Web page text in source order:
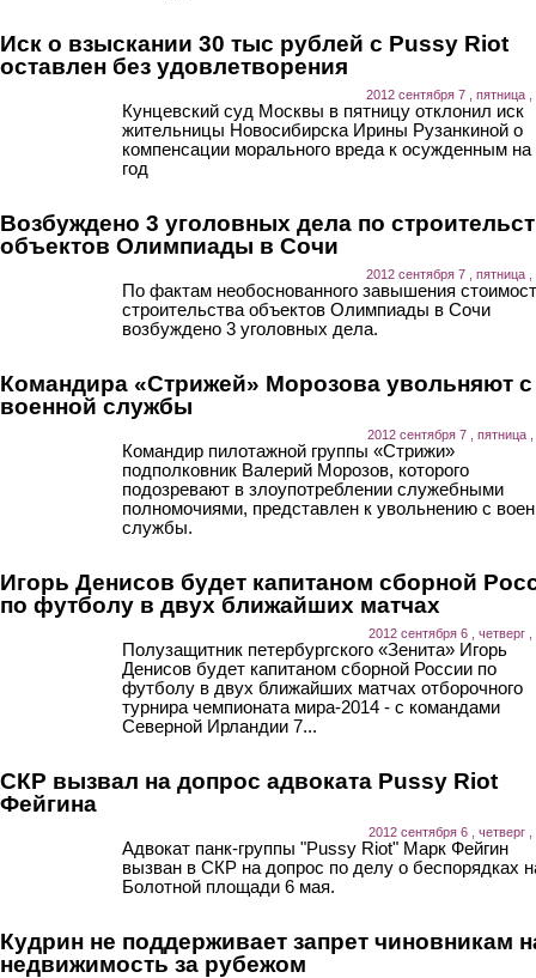
Иск о взыскании 30 тыс рублей с Pussy Riot
оставлен без удовлетворения
2012 сентября 7 , пятница ,
Кунцевский суд Москвы в пятницу отклонил иск
жительницы Новосибирска Ирины Рузанкиной о
компенсации морального вреда к осужденным на
год
Возбуждено 3 уголовных дела по
объектов Олимпиады в Сочи
2012 сентября 7 , пятница ,
По фактам необоснованного завышения
строительства объектов Олимпиады в Сочи
возбуждено 3 уголовных дела.
Командира «Стрижей» Морозова увольняют с
военной службы
2012 сентября 7 , пятница ,
Командир пилотажной группы «Стрижи»
подполковник Валерий Морозов, которого
подозревают в злоупотреблении служебными
полномочиями, представлен к увольнению с
службы.
Игорь Денисов будет капитаном сборной
по футболу в двух ближайших матчах
2012 сентября 6 , четверг ,
Полузащитник петербургского «Зенита» Игорь
Денисов будет капитаном сборной России по
футболу в двух ближайших матчах отборочного
турнира чемпионата мира-2014 - с командами
Северной Ирландии 7...
СКР вызвал на допрос адвоката Pussy Riot
Фейгина
2012 сентября 6 , четверг ,
Адвокат панк-группы "Pussy Riot" Марк Фейгин
вызван в СКР на допрос по делу о беспорядках
Болотной площади 6 мая.
Кудрин не поддерживает запрет чиновникам
недвижимость за рубежом